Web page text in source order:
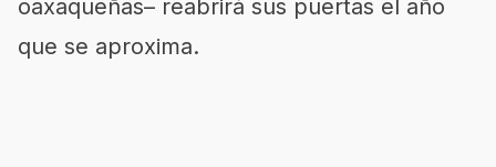
oaxaqueñas– reabrirá sus puertas el año
que se aproxima.